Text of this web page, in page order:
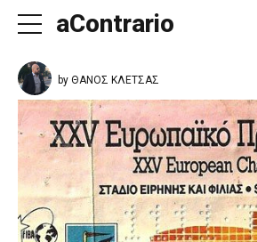
aContrario
by ΘΑΝΟΣ ΚΛΕΤΣΑΣ